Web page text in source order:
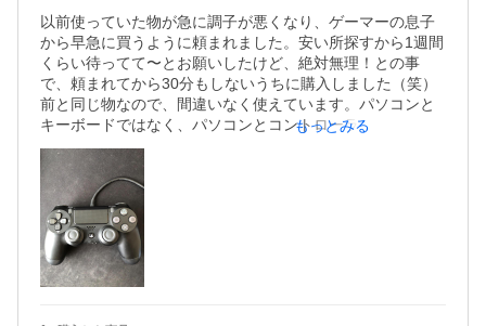
以前使っていた物が急に調子が悪くなり、ゲーマーの息子
から早急に買うように頼まれました。安い所探すから1週間
くらい待ってて〜とお願いしたけど、絶対無理！との事
で、頼まれてから30分もしないうちに購入しました（笑）
前と同じ物なので、間違いなく使えています。パソコンと
キーボードではなく、パソコンとコントローラーを愛用し
ているので、無いと困る必需品だそうです。もし次も必要
ならすぐ購入できるように、お気に入りに登録しました！
もっとみる